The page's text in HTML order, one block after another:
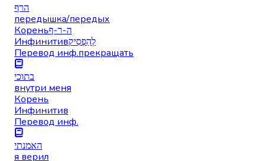
הרף
передышка/передых
Кореньה-ר-ף
Инфинитивלְהַפְסִיק
Перевод инф.прекращать
בתוכי
внутри меня
Корень
Инфинитив
Перевод инф.
האמנתי
я верил